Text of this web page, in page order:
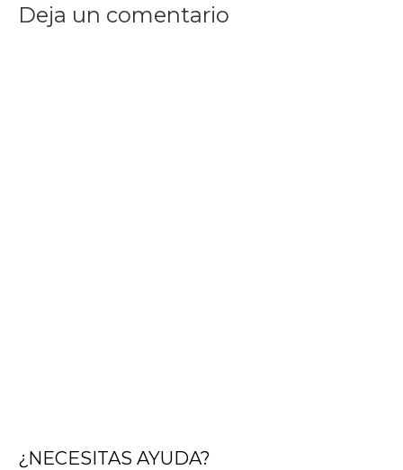
Deja un comentario
¿NECESITAS AYUDA?